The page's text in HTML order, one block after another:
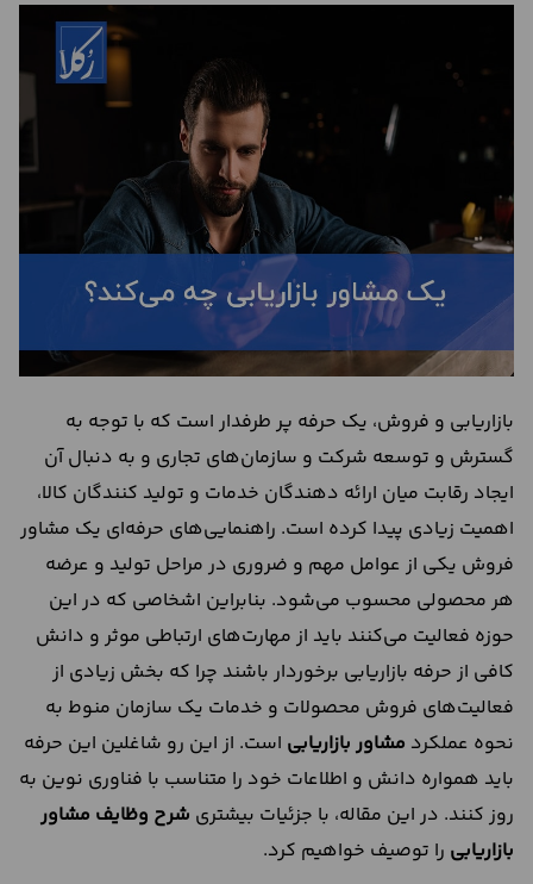
ما
بازاریابی و فروش، یک حرفه پر طرفدار است که با توجه به
گسترش و توسعه شرکت و سازمان‌های تجاری و به دنبال آن
ایجاد رقابت میان ارائه دهندگان خدمات و تولید کنندگان کالا،
اهمیت زیادی پیدا کرده است. راهنمایی‌های حرفه‌ای یک مشاور
فروش یکی از عوامل مهم و ضروری در مراحل تولید و عرضه
هر محصولی محسوب می‌شود. بنابراین اشخاصی که در این
حوزه فعالیت می‌کنند باید از مهارت‌های ارتباطی موثر و دانش
کافی از حرفه بازاریابی برخوردار باشند چرا که بخش زیادی از
فعالیت‌های فروش محصولات و خدمات یک سازمان منوط به
نحوه عملکرد مشاور بازاریابی است. از این رو شاغلین این حرفه
باید همواره دانش و اطلاعات خود را متناسب با فناوری نوین به
روز کنند. در این مقاله، با جزئیات بیشتری شرح وظایف مشاور
بازاریابی را توصیف خواهیم کرد.